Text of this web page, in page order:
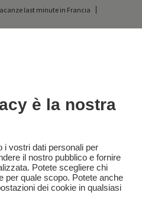
last minute in Francia
e informativa sulla privacy
FAQ Blog Mappa del sito
Diretto da Sooyoos
è la nostra
i vostri dati personali per
il nostro pubblico e fornire
Potete scegliere chi
per quale scopo. Potete anche
dei cookie in qualsiasi